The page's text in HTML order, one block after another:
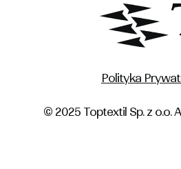
Polityka
© 2025 Toptextil Sp. z o.o.